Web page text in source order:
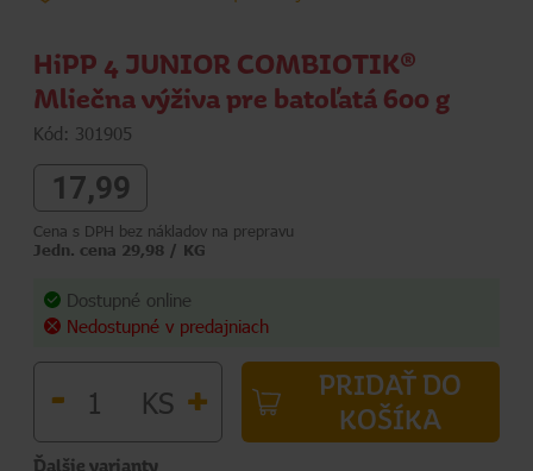
HiPP 4 JUNIOR COMBIOTIK®
Mliečna výživa pre batoľatá 600 g
Kód: 301905
17,99
Cena s DPH bez nákladov na prepravu
Jedn. cena 29,98 / KG
Dostupné online
Nedostupné v predajniach
- KS +
PRIDAŤ DO
KOŠÍKA
Ďalšie varianty